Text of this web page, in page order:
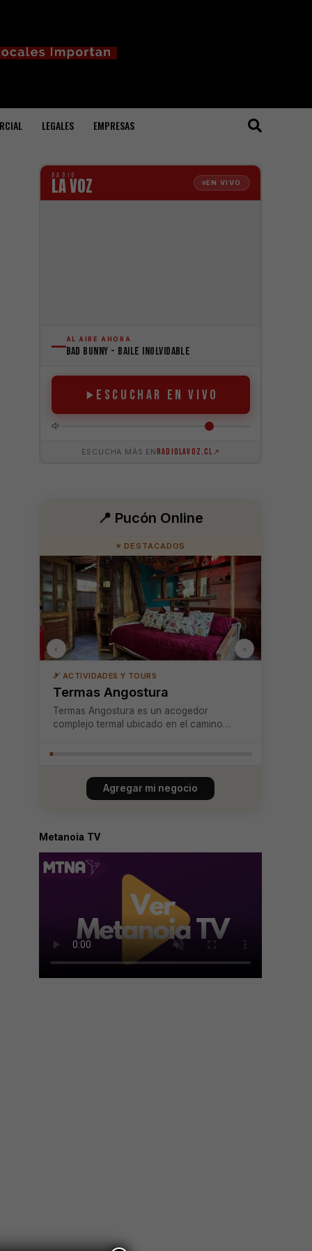
LEGALES EMPRESAS
📍 Pucón Online
⭐ DESTACADOS
🎿 ACTIVIDADES Y TOURS
Termas Angostura
Termas Angostura es un acogedor
complejo termal ubicado en el camino
aguas termales 100 % naturales, ricas en
el descanso, provenientes directamente de
la zona cordille...
‹ ›
Agregar mi negocio
Metanoia TV